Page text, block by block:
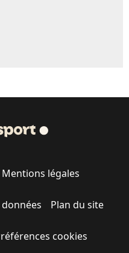
Mentions légales
Plan du site
cookies